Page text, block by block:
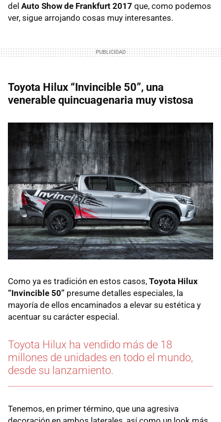
del Auto Show de Frankfurt 2017 que, como podemos
ver, sigue arrojando cosas muy interesantes.
Toyota Hilux “Invincible 50”, una
venerable quincuagenaria muy vistosa
Como ya es tradición en estos casos, Toyota Hilux
“Invincible 50” presume detalles especiales, la
mayoría de ellos encaminados a elevar su estética y
acentuar su carácter especial.
Toyota Hilux ha vendido más de 18
millones de unidades en todo el mundo,
desde su lanzamiento.
Tenemos, en primer término, que una agresiva